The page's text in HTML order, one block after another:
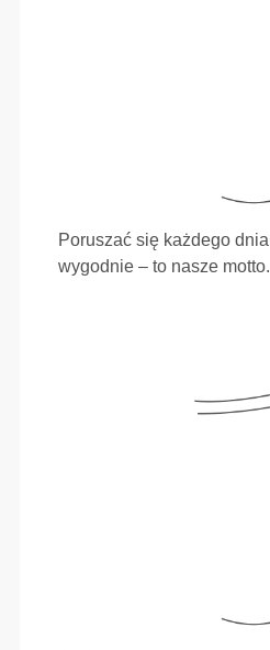
Poruszać się każdego
wygodnie – to nasze motto.